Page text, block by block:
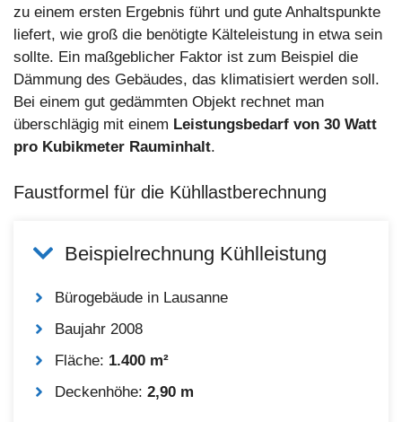
zu einem ersten Ergebnis führt und gute Anhaltspunkte
liefert, wie groß die benötigte Kälteleistung in etwa sein
sollte. Ein maßgeblicher Faktor ist zum Beispiel die
Dämmung des Gebäudes, das klimatisiert werden soll.
Bei einem gut gedämmten Objekt rechnet man
überschlägig mit einem Leistungsbedarf von 30 Watt
pro Kubikmeter Rauminhalt.
Faustformel für die Kühllastberechnung
Beispielrechnung Kühlleistung
Bürogebäude in Lausanne
Baujahr 2008
Fläche: 1.400 m²
Deckenhöhe: 2,90 m